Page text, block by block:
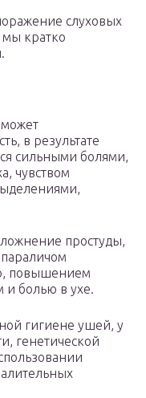
слуховых
мы кратко
в результате
сильными болями,
чувством
простуды,
повышением
и болью в ухе.
гигиене ушей, у
генетической